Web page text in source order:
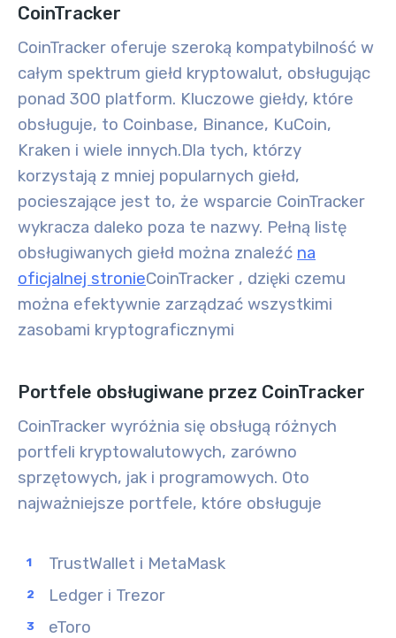
CoinTracker
CoinTracker oferuje szeroką kompatybilność w
całym spektrum giełd kryptowalut, obsługując
ponad 300 platform. Kluczowe giełdy, które
obsługuje, to Coinbase, Binance, KuCoin,
Kraken i wiele innych.Dla tych, którzy
korzystają z mniej popularnych giełd,
pocieszające jest to, że wsparcie CoinTracker
wykracza daleko poza te nazwy. Pełną listę
obsługiwanych giełd można znaleźć na
oficjalnej stronieCoinTracker , dzięki czemu
można efektywnie zarządzać wszystkimi
zasobami kryptograficznymi
Portfele obsługiwane przez CoinTracker
CoinTracker wyróżnia się obsługą różnych
portfeli kryptowalutowych, zarówno
sprzętowych, jak i programowych. Oto
najważniejsze portfele, które obsługuje
TrustWallet i MetaMask
Ledger i Trezor
eToro